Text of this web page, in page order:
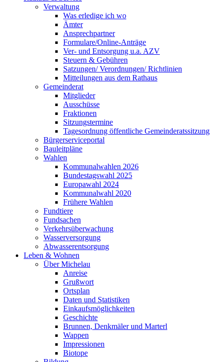
Verwaltung
Was erledige ich wo
Ämter
Ansprechpartner
Formulare/Online-Anträge
Ver- und Entsorgung u.a. AZV
Steuern & Gebühren
Satzungen/ Verordnungen/ Richtlinien
Mitteilungen aus dem Rathaus
Gemeinderat
Mitglieder
Ausschüsse
Fraktionen
Sitzungstermine
Tagesordnung öffentliche Gemeinderatssitzung
Bürgerserviceportal
Bauleitpläne
Wahlen
Kommunalwahlen 2026
Bundestagswahl 2025
Europawahl 2024
Kommunalwahl 2020
Frühere Wahlen
Fundtiere
Fundsachen
Verkehrsüberwachung
Wasserversorgung
Abwasserentsorgung
Leben & Wohnen
Über Michelau
Anreise
Grußwort
Ortsplan
Daten und Statistiken
Einkaufsmöglichkeiten
Geschichte
Brunnen, Denkmäler und Marterl
Wappen
Impressionen
Biotope